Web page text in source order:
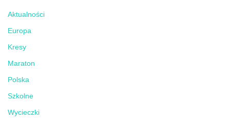
Aktualności
Europa
Kresy
Maraton
Polska
Szkolne
Wycieczki